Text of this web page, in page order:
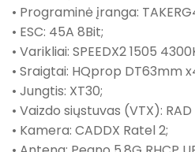
• Programinė įranga:
• ESC: 45A 8Bit;
• Varikliai: SPEEDX2 1505
• Sraigtai: HQprop DT63mm
• Jungtis: XT30;
• Vaizdo siųstuvas (VTX): RAD
• Kamera: CADDX Ratel 2;